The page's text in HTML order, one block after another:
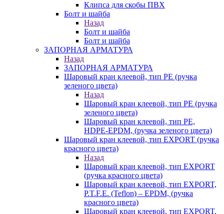
Клипса для скобы ПВХ
Болт и шайба
Назад
Болт и шайба
Болт и шайба
ЗАПОРНАЯ АРМАТУРА
Назад
ЗАПОРНАЯ АРМАТУРА
Шаровый кран клеевой, тип PE (ручка
зеленого цвета)
Назад
Шаровый кран клеевой, тип PE (ручка
зеленого цвета)
Шаровый кран клеевой, тип PE,
HDPE-EPDM, (ручка зеленого цвета)
Шаровый кран клеевой, тип EXPORT (ручка
красного цвета)
Назад
Шаровый кран клеевой, тип EXPORT
(ручка красного цвета)
Шаровый кран клеевой, тип EXPORT,
P.T.F.E. (Teflon) – EPDM, (ручка
красного цвета)
Шаровый кран клеевой, тип EXPORT,